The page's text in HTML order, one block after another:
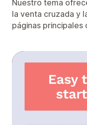
Nuestro tema
la venta cruzada y
páginas principales